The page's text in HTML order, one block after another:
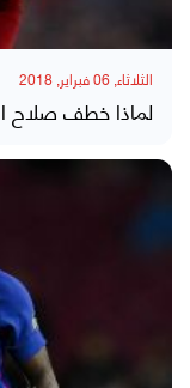
الثلاثاء, 06 فبراير, 2018
لماذا خطف صلاح